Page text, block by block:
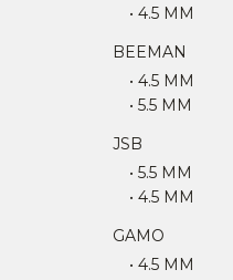
• 4.5 MM
BEEMAN
• 4.5 MM
• 5.5 MM
JSB
• 5.5 MM
• 4.5 MM
GAMO
• 4.5 MM